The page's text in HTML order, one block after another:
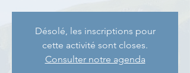
Désolé, les inscriptions pour
cette activité sont closes.
Consulter notre agenda